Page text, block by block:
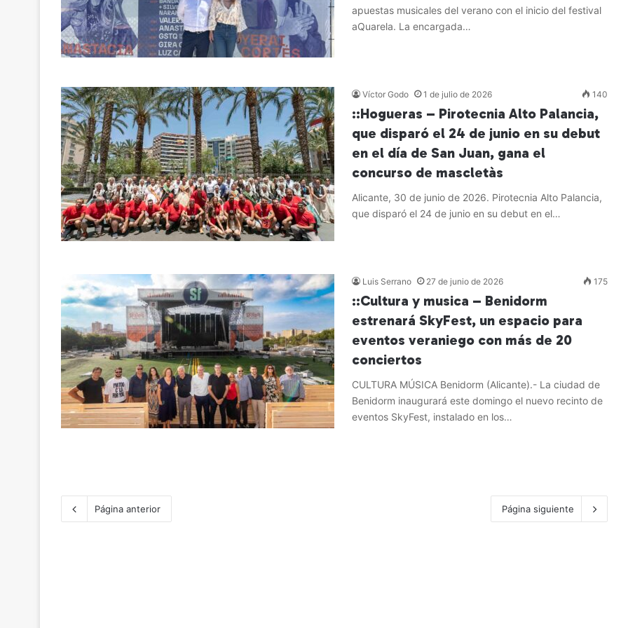
apuestas musicales del verano con el inicio del festival
aQuarela. La encargada…
Víctor Godo 1 de julio de 2026 140
::Hogueras – Pirotecnia Alto Palancia,
que disparó el 24 de junio en su debut
en el día de San Juan, gana el
concurso de mascletàs
Alicante, 30 de junio de 2026. Pirotecnia Alto Palancia,
que disparó el 24 de junio en su debut en el…
Luis Serrano 27 de junio de 2026 175
::Cultura y musica – Benidorm
estrenará SkyFest, un espacio para
eventos veraniego con más de 20
conciertos
CULTURA MÚSICA Benidorm (Alicante).- La ciudad de
Benidorm inaugurará este domingo el nuevo recinto de
eventos SkyFest, instalado en los…
Página anterior Página siguiente